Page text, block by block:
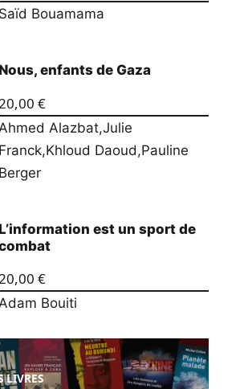
Saïd Bouamama
Nous, enfants de Gaza
20,00 €
Ahmed Alazbat,Julie
Franck,Khloud Daoud,Pauline
Berger
L’information est un sport de
€
Bouiti
LIVRES